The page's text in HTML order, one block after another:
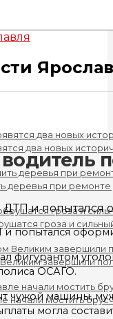
два новых
деревья при
гроза и
завершили
начали мостить
и попытался
фигурантом
ОСАГО.
чужой машины,
могла